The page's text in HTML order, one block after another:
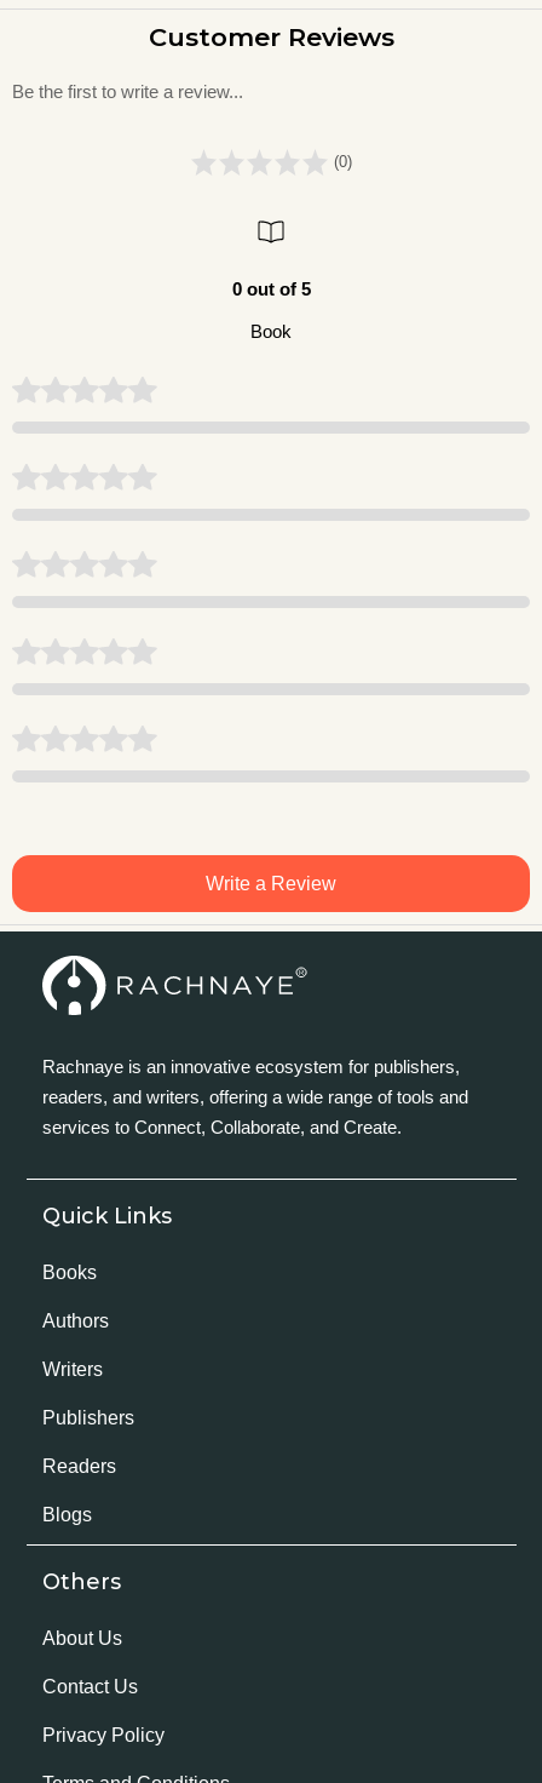
Customer Reviews
Be the first to write a review...
(0)
0 out of 5
Book
Write a Review
Rachnaye is an innovative ecosystem for publishers,
readers, and writers, offering a wide range of tools and
services to Connect, Collaborate, and Create.
Quick Links
Books
Authors
Writers
Publishers
Readers
Blogs
Others
About Us
Contact Us
Privacy Policy